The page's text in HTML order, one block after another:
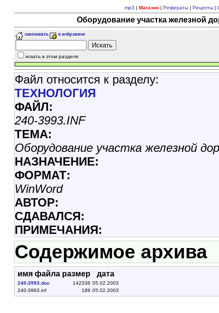
mp3 | Магазин| Рефераты| Рецепты|
Оборудование участка железной
запомнить в избранное
искать в этом разделе
Файл относится к разделу:
ТЕХHОЛОГИЯ
ФАЙЛ:
240-3993.INF
ТЕМА:
Оборудование участка железной
НАЗНАЧЕНИЕ:
ФОРМАТ:
WinWord
АВТОР:
СДАВАЛСЯ:
ПРИМЕЧАНИЯ:
Содержимое архива
имя файла размер дата
240-3993.doc 142336 05.02.2003
240-3993.inf
189 05.02.2003